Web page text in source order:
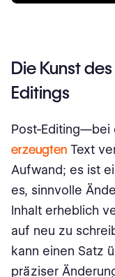
Die Kunst
Editings
Post-Editing—bei
erzeugten Text
Aufwand; es ist
es, sinnvolle
Inhalt erheblich
auf neu zu
kann einen Satz
präziser